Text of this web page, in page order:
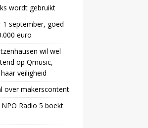
wordt gebruikt
1 september, goed
euro
wil wel
op Qmusic,
veiligheid
over makerscontent
Radio 5 boekt